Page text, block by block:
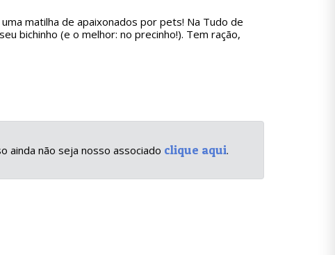
matilha de apaixonados por pets! Na Tudo de
bichinho (e o melhor: no precinho!). Tem ração,
ainda não seja nosso associado clique aqui.